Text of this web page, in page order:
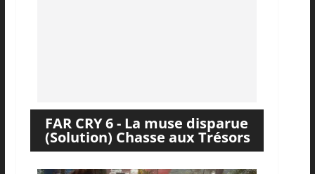
FAR CRY 6 - La muse disparue
(Solution) Chasse aux Trésors